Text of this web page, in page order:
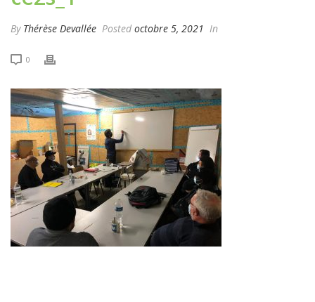
By Thérèse Devallée Posted octobre 5, 2021 In
0